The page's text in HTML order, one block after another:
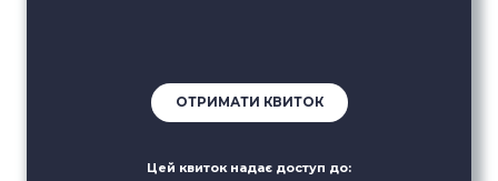
ОТРИМАТИ КВИТОК
Цей квиток надає доступ до: